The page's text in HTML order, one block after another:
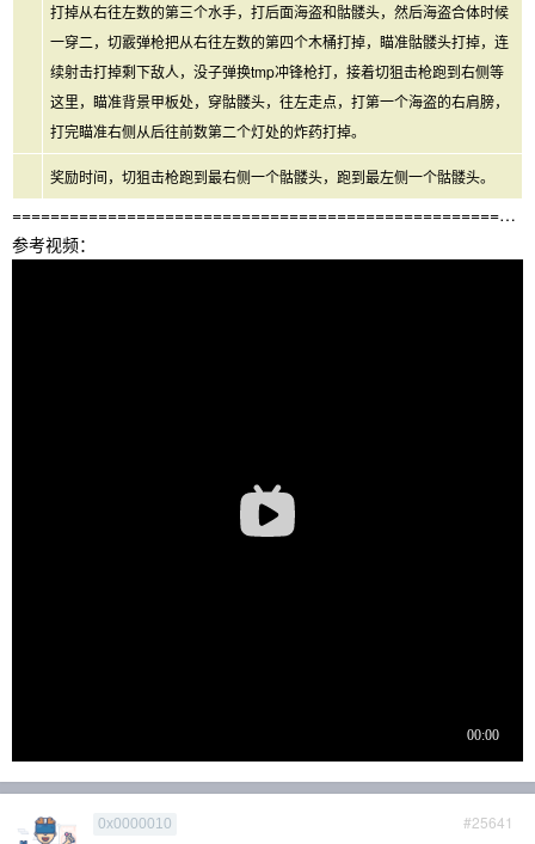
打掉从右往左数的第三个水手，打后面海盗和骷髅头，然后海盗合体时候
一穿二，切霰弹枪把从右往左数的第四个木桶打掉，瞄准骷髅头打掉，连
续射击打掉剩下敌人，没子弹换tmp冲锋枪打，接着切狙击枪跑到右侧等
这里，瞄准背景甲板处，穿骷髅头，往左走点，打第一个海盗的右肩膀，
打完瞄准右侧从后往前数第二个灯处的炸药打掉。
奖励时间，切狙击枪跑到最右侧一个骷髅头，跑到最左侧一个骷髅头。
=====================================================================
参考视频：
#25641
0x0000010